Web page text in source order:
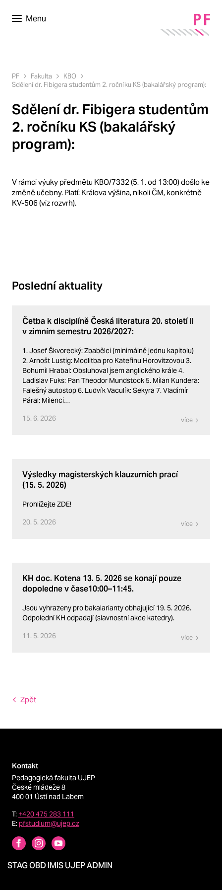
Menu
PF Fakulta
KBO
Sdělení dr. Fibigera studentům 2. ročníku KS (bakalářský program):
Sdělení dr. Fibigera studentům
2. ročníku KS (bakalářský
program):
V rámci výuky předmětu KBO/7332 (5. 1. od 13:00) došlo ke
změně učebny. Platí: Králova výšina, nikoli ČM, konkrétně
KV-506 (viz rozvrh).
Poslední aktuality
Četba k disciplíně Česká literatura 20. století II
v zimním semestru 2026/2027:
1. Josef Škvorecký: Zbabělci (minimálně jednu kapitolu)
2. Arnošt Lustig: Modlitba pro Kateřinu Horovitzovou 3.
Bohumil Hrabal: Obsluhoval jsem anglického krále 4.
Ladislav Fuks: Pan Theodor Mundstock 5. Milan Kundera:
Falešný autostop 6. Ludvík Vaculík: Sekyra 7. Vladimír
Páral: Milenci…
15. 6. 2026 více
Výsledky magisterských klauzurních prací
(15. 5. 2026)
Prohlížejte ZDE!
20. 5. 2026 více
KH doc. Kotena 13. 5. 2026 se konají pouze
dopoledne v čase10:00–11:45.
Jsou vyhrazeny pro bakalarianty obhajující 19. 5. 2026.
Odpolední KH odpadají (slavnostní akce katedry).
11. 5. 2026 více
Zpět
Kontakt
Pedagogická fakulta UJEP
České mládeže 8
400 01 Ústí nad Labem
T:+420 475 283 111
E:pfstudium@ujep.cz
STAGOBDIMISUJEPADMIN